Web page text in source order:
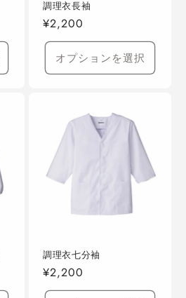
調理衣長袖
通
常
格
¥2,200
オプションを選択
調理衣七分袖
通
常
¥2,200